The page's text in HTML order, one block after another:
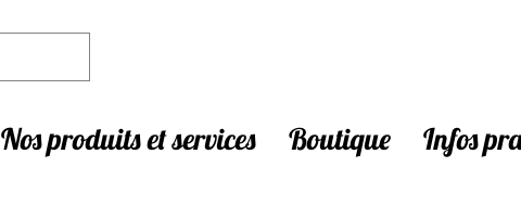
Nos produits et services Boutique Infos